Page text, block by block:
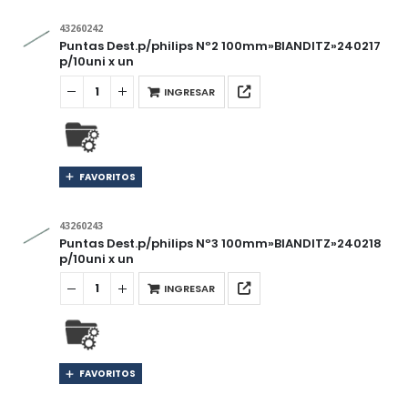
43260242
Puntas Dest.p/philips Nº2 100mm»BIANDITZ»240217
p/10uni x un
INGRESAR
FAVORITOS
43260243
Puntas Dest.p/philips Nº3 100mm»BIANDITZ»240218
p/10uni x un
INGRESAR
FAVORITOS